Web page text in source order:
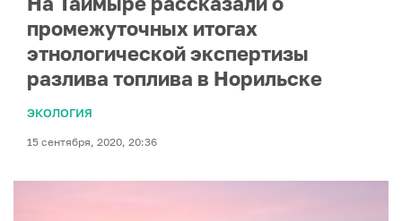
промежуточных итогах
этнологической экспертизы
разлива топлива в Норильске
ЭКОЛОГИЯ
15 сентября, 2020, 20:36